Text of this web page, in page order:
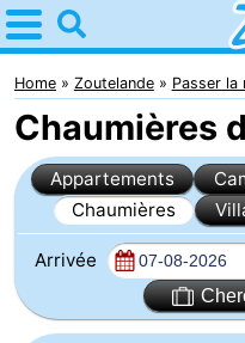
Home
Zoutelande
Astuces
Avec
les
enfants
Webcam
Webcam
Home Zoutelande Passer la
Chaumières
Appartements
Chaumières
Arrivée